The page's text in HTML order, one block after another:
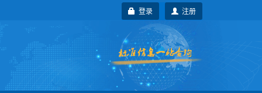
注册
登录